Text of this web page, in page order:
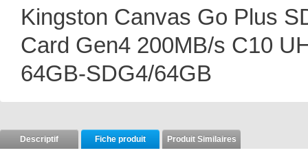
Kingston Canvas Go Plus
Card Gen4 200MB/s C10
64GB-SDG4/64GB
Descriptif Fiche produit Produit Similaires